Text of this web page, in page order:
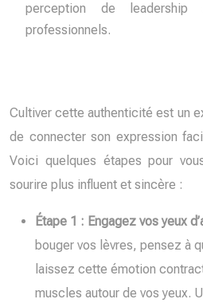
perception de leadership
professionnels.
Cultiver cette authenticité est un
de connecter son expression
Voici quelques étapes pour
sourire plus influent et sincère :
Étape 1 : Engagez vos yeux
bouger vos lèvres, pensez à
laissez cette émotion
muscles autour de vos yeux.